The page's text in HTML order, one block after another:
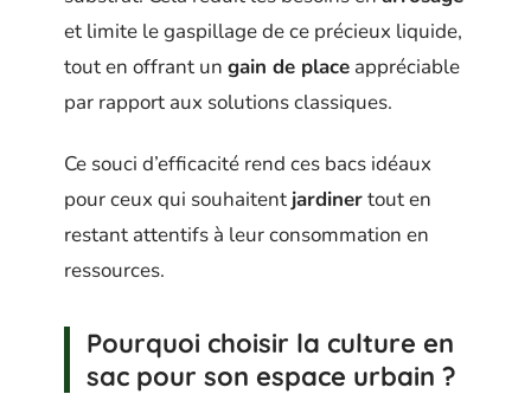
et limite le gaspillage de ce précieux liquide,
tout en offrant un gain de place appréciable
par rapport aux solutions classiques.
Ce souci d’efficacité rend ces bacs idéaux
pour ceux qui souhaitent jardinertout en
restant attentifs à leur consommation en
ressources.
Pourquoi choisir la culture en
sac pour son espace urbain ?